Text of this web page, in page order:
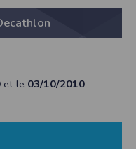
et le 03/10/2010